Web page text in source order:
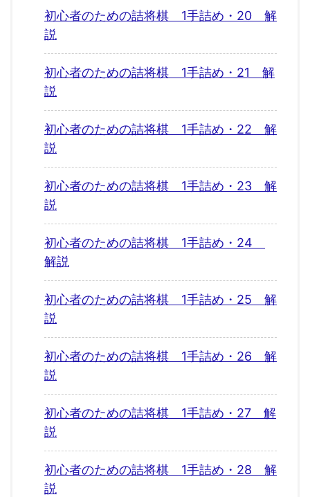
初心者のための詰将棋 1手詰め・20 解
説
初心者のための詰将棋 1手詰め・21 解
説
初心者のための詰将棋 1手詰め・22 解
説
初心者のための詰将棋 1手詰め・23 解
説
初心者のための詰将棋 1手詰め・24
解説
初心者のための詰将棋 1手詰め・25 解
説
初心者のための詰将棋 1手詰め・26 解
説
初心者のための詰将棋 1手詰め・27 解
説
初心者のための詰将棋 1手詰め・28 解
説